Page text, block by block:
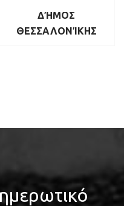
ΔΉΜΟΣ
ΘΕΣΣΑΛΟΝΊΚΗΣ